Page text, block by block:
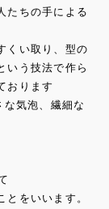
たちの手による
くい取り、型の
いう技法で作ら
おります
気泡、繊細な
をいいます。